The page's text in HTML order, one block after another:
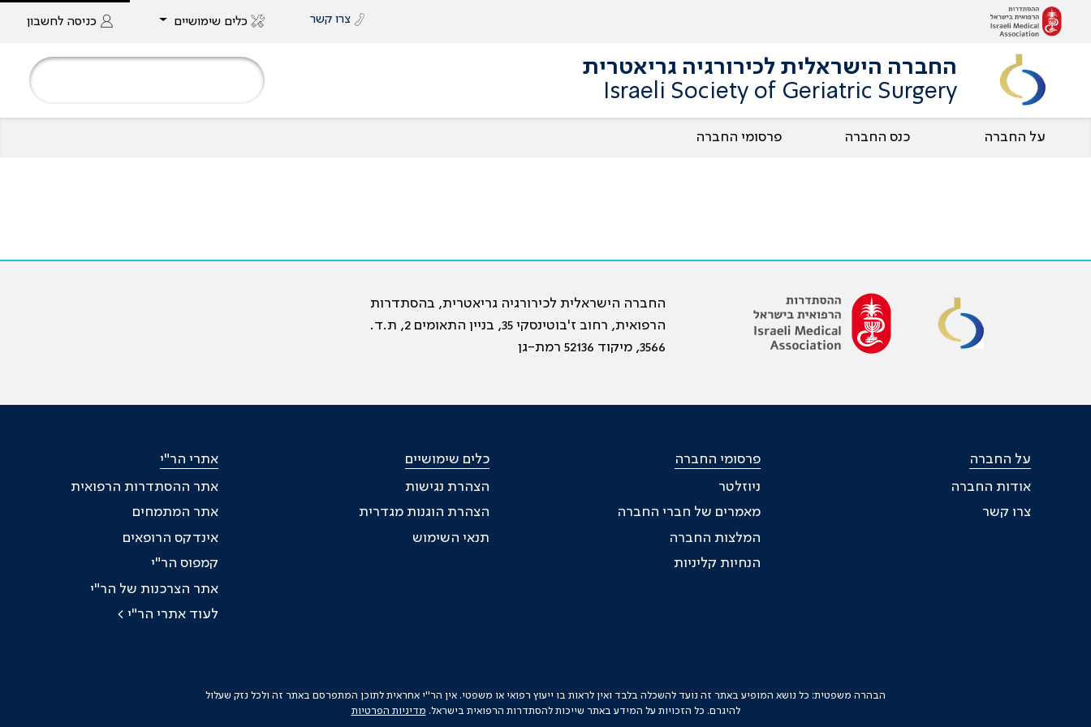
צרו קשר כלים שימושיים כניסה לחשבון
החברה הישראלית לכירורגיה גריאטרית
Israeli Society of Geriatric Surgery
על החברה כנס החברה פרסומי החברה
החברה הישראלית לכירורגיה גריאטרית, בהסתדרות
הרפואית, רחוב ז'בוטינסקי 35, בניין התאומים 2, ת.ד.
3566, מיקוד 52136 רמת-גן
על החברה
אודות החברה
צרו קשר
פרסומי החברה
ניוזלטר
מאמרים של חברי החברה
המלצות החברה
הנחיות קליניות
כלים שימושיים
הצהרת נגישות
הצהרת הוגנות מגדרית
תנאי השימוש
אתרי הר"י
אתר ההסתדרות הרפואית
אתר המתמחים
אינדקס הרופאים
קמפוס הר"י
אתר הצרכנות של הר"י
לעוד אתרי הר"י >
הבהרה משפטית: כל נושא המופיע באתר זה נועד להשכלה בלבד ואין לראות בו ייעוץ רפואי או משפטי. אין הר"י אחראית לתוכן המתפרסם באתר זה ולכל נזק שעלול
להיגרם. כל הזכויות על המידע באתר שייכות להסתדרות הרפואית בישראל. מדיניות הפרטיות